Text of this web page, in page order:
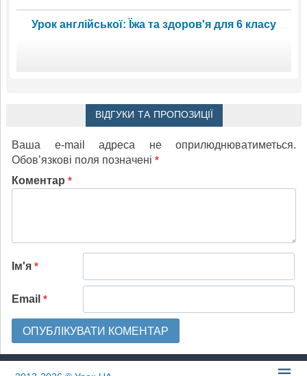
Урок англійської: Їжа та здоров'я для 6 класу
ВІДГУКИ ТА ПРОПОЗИЦІЇ
Ваша e-mail адреса не оприлюднюватиметься.
Обов’язкові поля позначені *
Коментар *
Ім'я *
Email *